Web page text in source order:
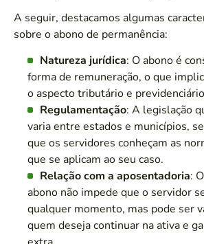
A seguir, destacamos algumas
sobre o abono de permanência:
Natureza jurídica: O abono é
forma de remuneração, o que
o aspecto tributário e
Regulamentação: A legislação
varia entre estados e municípios,
que os servidores conheçam as
que se aplicam ao seu caso.
Relação com a aposentadoria:
abono não impede que o servidor
qualquer momento, mas pode ser
quem deseja continuar na ativa e